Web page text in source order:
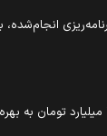
انجام‌شده،
وی ادامه داد: امیدواریم در خاک قطر، مقابل یکی از مدعیان اصلی آسیا، عنوان